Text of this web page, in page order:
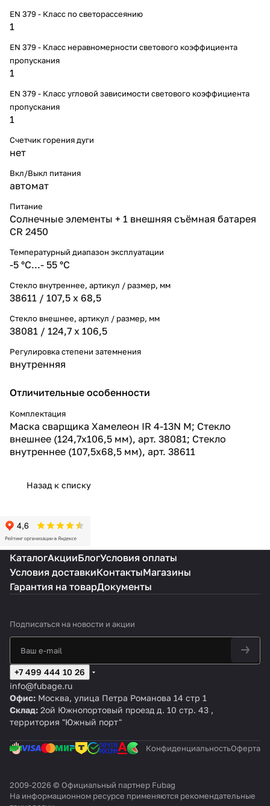
EN 379 - Класс по светорассеянию
1
EN 379 - Класс неравномерности светового коэффициента
пропускания
1
EN 379 - Класс угловой зависимости светового коэффициента
пропускания
1
Счетчик горения дуги
нет
Вкл/Выкл питания
автомат
Питание
Солнечные элементы + 1 внешняя съёмная батарея
CR 2450
Температурный диапазон эксплуатации
-5 °С...- 55 °С
Стекло внутреннее, артикул / размер, мм
38611 / 107,5 х 68,5
Стекло внешнее, артикул / размер, мм
38081 / 124,7 х 106,5
Регулировка степени затемнения
внутренняя
Отличительные особенности
Комплектация
Маска сварщика Хамелеон IR 4-13N M; Стекло
внешнее (124,7х106,5 мм), арт. 38081; Стекло
внутреннее (107,5х68,5 мм), арт. 38611
Назад к списку
КаталогАкцииБлогУсловия оплаты
Условия доставкиКонтактыМагазины
Гарантия на товарДокументы
Подписаться на новости и акции
+7 499 444 10 26
info@fubage.ru
Офис: Москва, улица Петра Романова 14 стр 1
Склад: 2ой Южнопортовый проезд д. 10 стр. 43 ,
территория "Южный порт"
КонфиденциальностьОферта
2009-2026 © Официальный партнер Fubag
На информационном ресурсе применяются рекомендательные